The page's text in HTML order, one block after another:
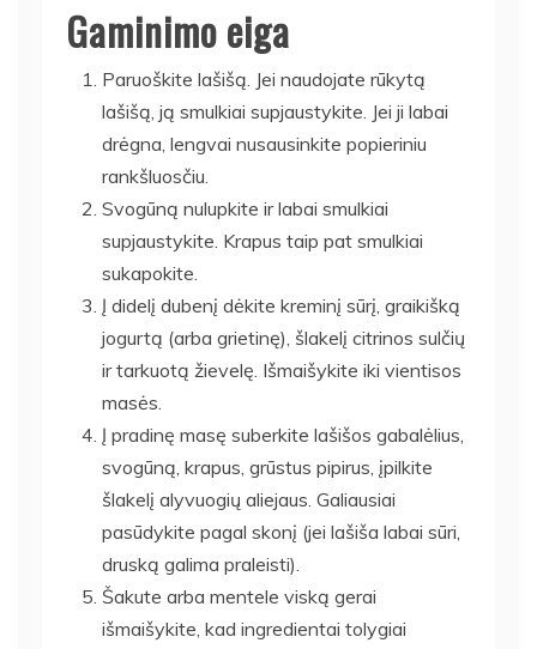
Gaminimo eiga
Paruoškite lašišą. Jei naudojate rūkytą
lašišą, ją smulkiai supjaustykite. Jei ji labai
drėgna, lengvai nusausinkite popieriniu
rankšluosčiu.
Svogūną nulupkite ir labai smulkiai
supjaustykite. Krapus taip pat smulkiai
sukapokite.
Į didelį dubenį dėkite kreminį sūrį, graikišką
jogurtą (arba grietinę), šlakelį citrinos sulčių
ir tarkuotą žievelę. Išmaišykite iki vientisos
masės.
Į pradinę masę suberkite lašišos gabalėlius,
svogūną, krapus, grūstus pipirus, įpilkite
šlakelį alyvuogių aliejaus. Galiausiai
pasūdykite pagal skonį (jei lašiša labai sūri,
druską galima praleisti).
Šakute arba mentele viską gerai
išmaišykite, kad ingredientai tolygiai